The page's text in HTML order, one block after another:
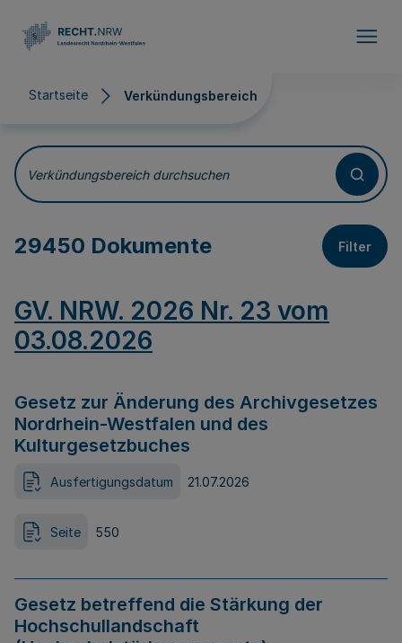
Startseite Verkündungsbereich
Verkündungsbereich
Verkündungsbereich durchsuchen
29450 Dokumente Filter
GV. NRW. 2026 Nr. 23 vom
03.08.2026
Gesetz zur Änderung des Archivgesetzes
Nordrhein-Westfalen und des
Kulturgesetzbuches
Ausfertigungsdatum 21.07.2026
Seite 550
Gesetz betreffend die Stärkung der
Hochschullandschaft